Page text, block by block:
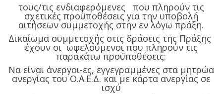
τους/τις ενδιαφερόμενες που πληρούν τις
σχετικές προϋποθέσεις για την υποβολή
αιτήσεων συμμετοχής στην εν λόγω πράξη.
Δικαίωμα συμμετοχής στις δράσεις της Πράξης
έχουν οι ωφελούμενοι που πληρούν τις
παρακάτω προϋποθέσεις:
Να είναι άνεργοι-ες, εγγεγραμμένες στα μητρώα
ανεργίας του Ο.Α.Ε.Δ. και με κάρτα ανεργίας σε
ισχύ